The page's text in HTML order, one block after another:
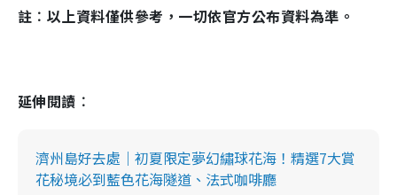
註︰以上資料僅供參考，一切依官方公布資料為準。
延伸閱讀︰
濟州島好去處｜初夏限定夢幻繡球花海！精選7大賞
花秘境必到藍色花海隧道、法式咖啡廳